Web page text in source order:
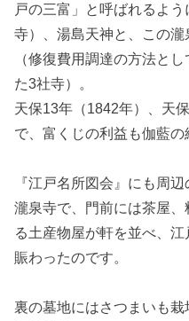
戸の三富」と呼ばれるよ
寺）、湯島天神と、この
（修復費用調達の方法と
た3社寺）。
天保13年（1842年）、天
で、富くじの利益も伽藍の
『江戸名所図会』にも周
瀧泉寺で、門前には茶屋
る土産物屋が軒を並べ、
賑わったのです。
裏の墓地にはさつまいも